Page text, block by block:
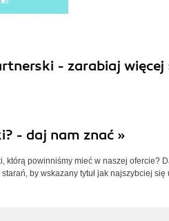
- zarabiaj więcej
- daj nam znać »
którą powinniśmy mieć w naszej ofercie?
starań, by wskazany tytuł jak najszybciej się